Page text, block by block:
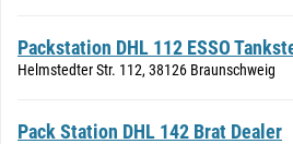
Packstation DHL 112 ESSO
Helmstedter Str. 112, 38126 Braunschweig
Pack Station DHL 142 Brat Dealer